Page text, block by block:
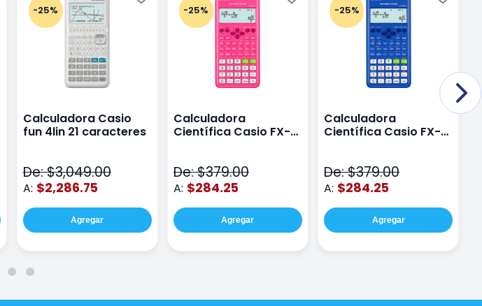
-25%
Calculadora Casio
fun 4lin 21 caracteres
De: $3,049.00
A: $2,286.75
Agregar
-25%
Calculadora
Científica Casio FX-
De: $379.00
A: $284.25
Agregar
-25%
Calculadora
Científica Casio FX-
De: $379.00
A: $284.25
Agregar